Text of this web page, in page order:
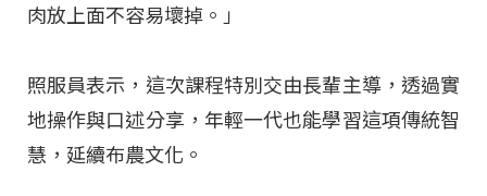
肉放上面不容易壞掉。」
照服員表示，這次課程特別交由長輩主導，透過實
地操作與口述分享，年輕一代也能學習這項傳統智
慧，延續布農文化。